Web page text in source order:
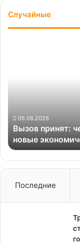
Случайные
экономические
условия
05.06.2026
Вызов принят:
новые
Последние